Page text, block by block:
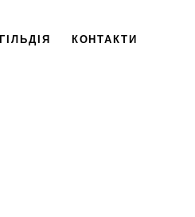
ГІЛЬДІЯ КОНТАКТИ